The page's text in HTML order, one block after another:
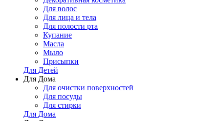
Для волос
Для лица и тела
Для полости рта
Купание
Масла
Мыло
Присыпки
Для Детей
Для Дома
Для очистки поверхностей
Для посуды
Для стирки
Для Дома